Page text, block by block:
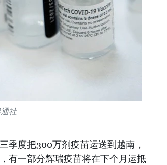
社
季度把300万剂疫苗运送到越南，
有一部分辉瑞疫苗将在下个月运抵